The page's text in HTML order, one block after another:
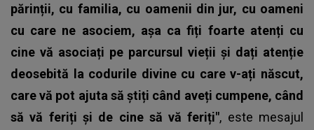
părinții, cu familia, cu oamenii din jur, cu oameni
cu care ne asociem, așa ca fiți foarte atenți cu
cine vă asociați pe parcursul vieții și dați atenție
deosebită la codurile divine cu care v-ați născut,
care vă pot ajuta să știți când aveți cumpene, când
să vă feriți și de cine să vă feriți", este mesajul